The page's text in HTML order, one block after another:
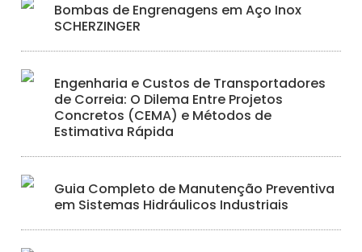
Bombas de Engrenagens em Aço Inox
SCHERZINGER
Engenharia e Custos de Transportadores
de Correia: O Dilema Entre Projetos
Concretos (CEMA) e Métodos de
Estimativa Rápida
Guia Completo de Manutenção Preventiva
em Sistemas Hidráulicos Industriais